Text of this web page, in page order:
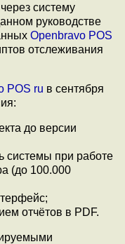
систему
руководстве
Openbravo POS
отслеживания
POS ru в сентября
до версии
системы при работе
(до 100.000
отчётов в PDF.